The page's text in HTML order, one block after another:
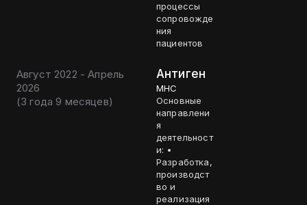
процессы
сопровожде
ния
пациентов
Август 2022 - Апрель
2026
(3 года 9 месяцев)
Антиген
МНС
Основные
направлени
я
деятельност
и: •
Разработка,
производст
во и
реализация